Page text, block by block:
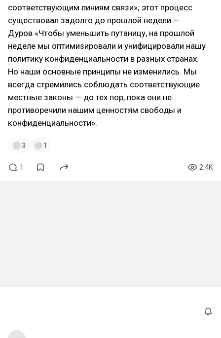
соответствующим линиям связи»; этот процесс
существовал задолго до прошлой недели —
Дуров «Чтобы уменьшить путаницу, на прошлой
неделе мы оптимизировали и унифицировали нашу
политику конфиденциальности в разных странах.
Но наши основные принципы не изменились. Мы
всегда стремились соблюдать соответствующие
местные законы — до тех пор, пока они не
противоречили нашим ценностям свободы и
конфиденциальности».
3 1
1 2.4K